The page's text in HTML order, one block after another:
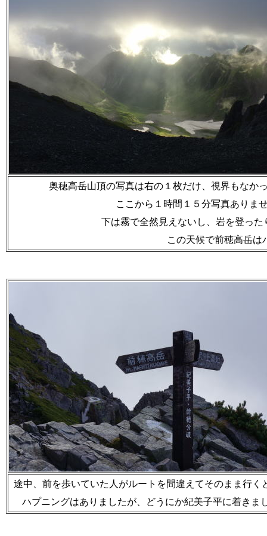
奥穂高岳山頂の写真は右の１枚だけ、視界もなか
ここから１時間１５分写真ありま
下は霧で全然見えないし、岩を登っ
この天候で前穂高岳
途中、前を歩いていた人がルートを間違えてそのまま行く
ハプニングはありましたが、どうにか紀美子平に着きま